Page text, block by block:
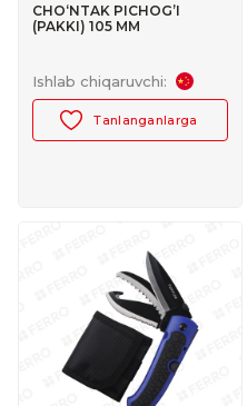
CHO‘NTAK PICHOG’I
(PAKKI) 105 MM
Ishlab chiqaruvchi:
Tanlanganlarga